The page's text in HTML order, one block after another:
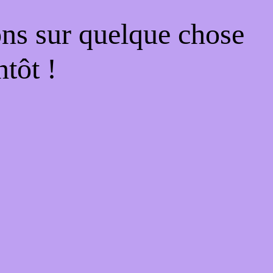
sur quelque chose
!